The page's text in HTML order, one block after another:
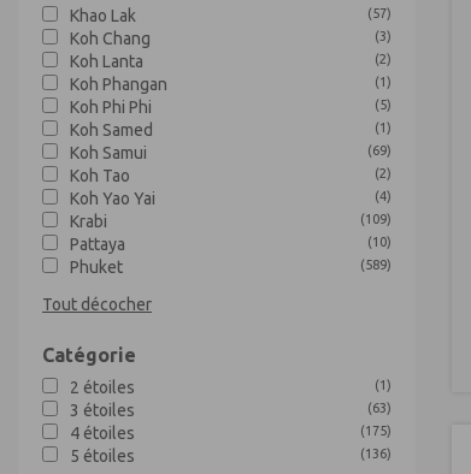
Khao Lak (57)
Koh Chang (3)
Koh Lanta (2)
Koh Phangan (1)
Koh Phi Phi (5)
Koh Samed (1)
Koh Samui (69)
Koh Tao (2)
Koh Yao Yai (4)
Krabi (109)
Pattaya (10)
Phuket (589)
Tout décocher
Catégorie
2 étoiles (1)
3 étoiles (63)
4 étoiles (175)
5 étoiles (136)